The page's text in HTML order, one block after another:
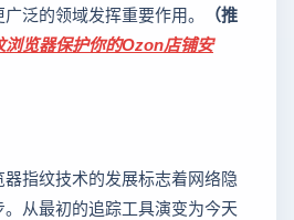
泛的领域发挥重要作用。
（推
浏览器保护你的Ozon店铺安
指纹技术的发展标志着网络隐
从最初的追踪工具演变为今天